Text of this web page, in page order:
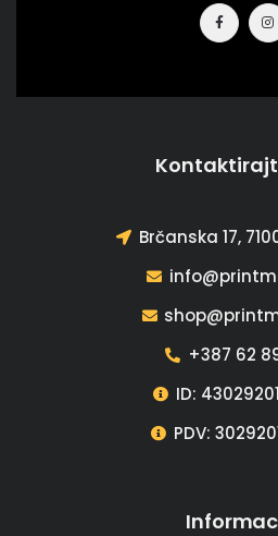
Brčanska 17,
+387 62
ID:
PDV: